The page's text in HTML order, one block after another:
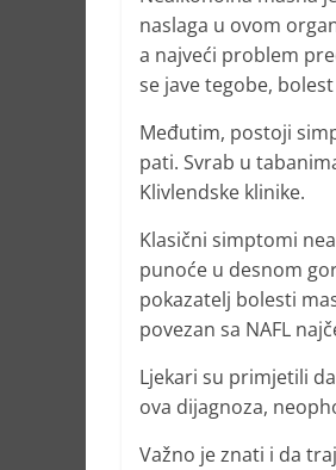
naslaga u ovom
a najveći problem
se jave tegobe,
Međutim, postoji
pati. Svrab u
Klivlendske klinike.
Klasični simptomi
punoće u desnom
pokazatelj bolesti
povezan sa NAFL
Ljekari su primjetili
ova dijagnoza,
Važno je znati i da